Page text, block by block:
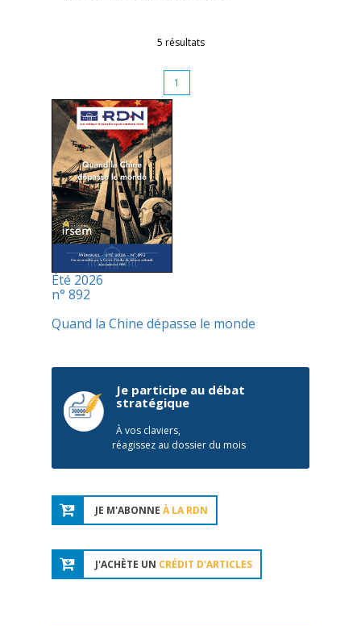
5 résultats
1
Été 2026
n° 892
Quand la Chine dépasse le monde
Je participe au débat
stratégique
À vos claviers,
réagissez au dossier du mois
JE M'ABONNE À LA RDN
J'ACHÈTE UN CRÉDIT D'ARTICLES